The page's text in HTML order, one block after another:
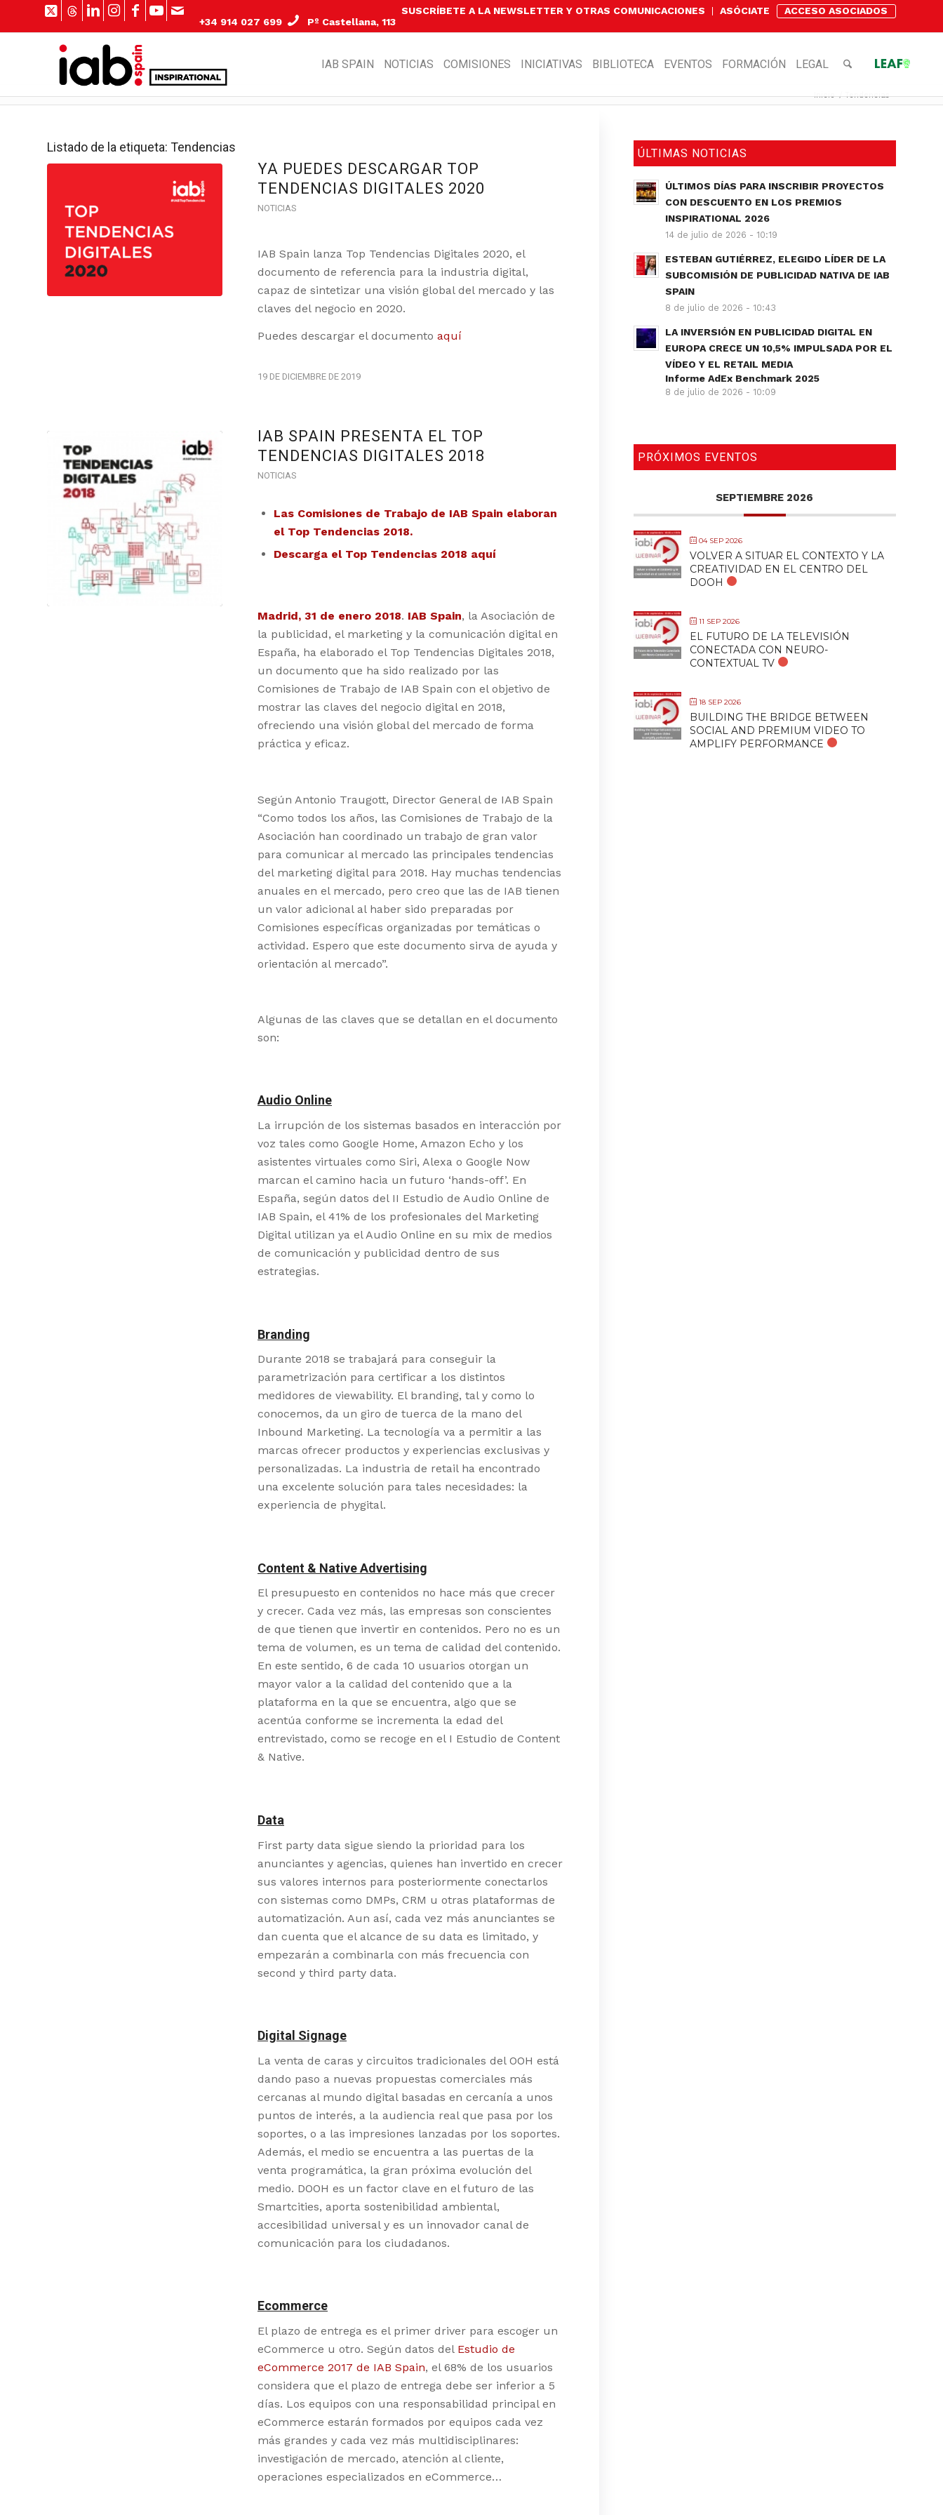
SUSCRÍBETE A LA NEWSLETTER Y OTRAS COMUNICACIONES ASÓCIATE
ACCESO ASOCIADOS
+34 914 027 699
Pº Castellana, 113
IAB SPAIN NOTICIAS COMISIONES INICIATIVAS BIBLIOTECA EVENTOS FORMACIÓN LEGAL
Inicio / Tendencias
Listado de la etiqueta: Tendencias
YA PUEDES DESCARGAR TOP
TENDENCIAS DIGITALES 2020
NOTICIAS
IAB Spain lanza Top Tendencias Digitales 2020, el
documento de referencia para la industria digital,
capaz de sintetizar una visión global del mercado y las
claves del negocio en 2020.
Puedes descargar el documento aquí
19 DE DICIEMBRE DE 2019
IAB SPAIN PRESENTA EL TOP
TENDENCIAS DIGITALES 2018
NOTICIAS
Las Comisiones de Trabajo de IAB Spain elaboran
el Top Tendencias 2018.
Descarga el Top Tendencias 2018 aquí
Madrid, 31 de enero 2018. IAB Spain, la Asociación de
la publicidad, el marketing y la comunicación digital en
España, ha elaborado el Top Tendencias Digitales 2018,
un documento que ha sido realizado por las
Comisiones de Trabajo de IAB Spain con el objetivo de
mostrar las claves del negocio digital en 2018,
ofreciendo una visión global del mercado de forma
práctica y eficaz.
Según Antonio Traugott, Director General de IAB Spain
“Como todos los años, las Comisiones de Trabajo de la
Asociación han coordinado un trabajo de gran valor
para comunicar al mercado las principales tendencias
del marketing digital para 2018. Hay muchas tendencias
anuales en el mercado, pero creo que las de IAB tienen
un valor adicional al haber sido preparadas por
Comisiones específicas organizadas por temáticas o
actividad. Espero que este documento sirva de ayuda y
orientación al mercado”.
Algunas de las claves que se detallan en el documento
son:
Audio Online
La irrupción de los sistemas basados en interacción por
voz tales como Google Home, Amazon Echo y los
asistentes virtuales como Siri, Alexa o Google Now
marcan el camino hacia un futuro ‘hands-off’. En
España, según datos del II Estudio de Audio Online de
IAB Spain, el 41% de los profesionales del Marketing
Digital utilizan ya el Audio Online en su mix de medios
de comunicación y publicidad dentro de sus
estrategias.
Branding
Durante 2018 se trabajará para conseguir la
parametrización para certificar a los distintos
medidores de viewability. El branding, tal y como lo
conocemos, da un giro de tuerca de la mano del
Inbound Marketing. La tecnología va a permitir a las
marcas ofrecer productos y experiencias exclusivas y
personalizadas. La industria de retail ha encontrado
una excelente solución para tales necesidades: la
experiencia de phygital.
Content & Native Advertising
El presupuesto en contenidos no hace más que crecer
y crecer. Cada vez más, las empresas son conscientes
de que tienen que invertir en contenidos. Pero no es un
tema de volumen, es un tema de calidad del contenido.
En este sentido, 6 de cada 10 usuarios otorgan un
mayor valor a la calidad del contenido que a la
plataforma en la que se encuentra, algo que se
acentúa conforme se incrementa la edad del
entrevistado, como se recoge en el I Estudio de Content
& Native.
Data
First party data sigue siendo la prioridad para los
anunciantes y agencias, quienes han invertido en crecer
sus valores internos para posteriormente conectarlos
con sistemas como DMPs, CRM u otras plataformas de
automatización. Aun así, cada vez más anunciantes se
dan cuenta que el alcance de su data es limitado, y
empezarán a combinarla con más frecuencia con
second y third party data.
Digital Signage
La venta de caras y circuitos tradicionales del OOH está
dando paso a nuevas propuestas comerciales más
cercanas al mundo digital basadas en cercanía a unos
puntos de interés, a la audiencia real que pasa por los
soportes, o a las impresiones lanzadas por los soportes.
Además, el medio se encuentra a las puertas de la
venta programática, la gran próxima evolución del
medio. DOOH es un factor clave en el futuro de las
Smartcities, aporta sostenibilidad ambiental,
accesibilidad universal y es un innovador canal de
comunicación para los ciudadanos.
Ecommerce
El plazo de entrega es el primer driver para escoger un
eCommerce u otro. Según datos del Estudio de
eCommerce 2017 de IAB Spain, el 68% de los usuarios
considera que el plazo de entrega debe ser inferior a 5
días. Los equipos con una responsabilidad principal en
eCommerce estarán formados por equipos cada vez
más grandes y cada vez más multidisciplinares:
investigación de mercado, atención al cliente,
operaciones especializados en eCommerce…
ÚLTIMAS NOTICIAS
ÚLTIMOS DÍAS PARA INSCRIBIR PROYECTOS
CON DESCUENTO EN LOS PREMIOS
INSPIRATIONAL 2026
14 de julio de 2026 - 10:19
ESTEBAN GUTIÉRREZ, ELEGIDO LÍDER DE LA
SUBCOMISIÓN DE PUBLICIDAD NATIVA DE IAB
SPAIN
8 de julio de 2026 - 10:43
LA INVERSIÓN EN PUBLICIDAD DIGITAL EN
EUROPA CRECE UN 10,5% IMPULSADA POR EL
VÍDEO Y EL RETAIL MEDIA
Informe AdEx Benchmark 2025
8 de julio de 2026 - 10:09
PRÓXIMOS EVENTOS
SEPTIEMBRE 2026
04 SEP 2026
VOLVER A SITUAR EL CONTEXTO Y LA
CREATIVIDAD EN EL CENTRO DEL
DOOH
11 SEP 2026
EL FUTURO DE LA TELEVISIÓN
CONECTADA CON NEURO-
CONTEXTUAL TV
18 SEP 2026
BUILDING THE BRIDGE BETWEEN
SOCIAL AND PREMIUM VIDEO TO
AMPLIFY PERFORMANCE